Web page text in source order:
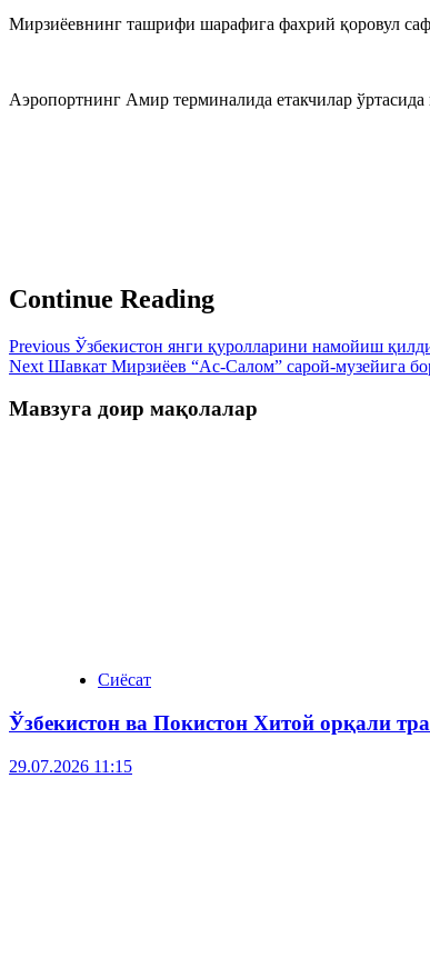
Мирзиёевнинг ташрифи шарафига фахрий қоровул
Аэропортнинг Амир терминалида етакчилар ўртасида
Continue Reading
Previous Ўзбекистон янги қуролларини намойиш
Next Шавкат Мирзиёев “Ас-Салом” сарой-музейига
Мавзуга доир мақолалар
Сиёсат
Ўзбекистон ва Покистон Хитой орқали
29.07.2026 11:15